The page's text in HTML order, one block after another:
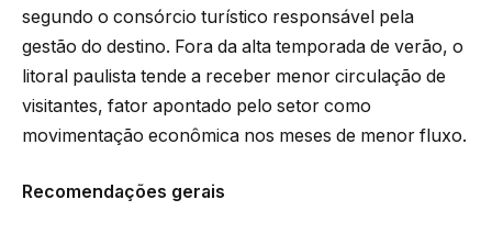
segundo o consórcio turístico responsável pela
gestão do destino. Fora da alta temporada de verão, o
litoral paulista tende a receber menor circulação de
visitantes, fator apontado pelo setor como
movimentação econômica nos meses de menor fluxo.
Recomendações gerais